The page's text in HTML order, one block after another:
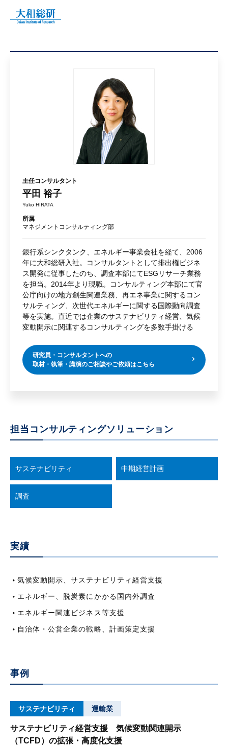
主任コンサルタント
平田 裕子
Yuko HIRATA
所属
マネジメントコンサルティング部
銀行系シンクタンク、エネルギー事業会社を経て、2006
年に大和総研入社。コンサルタントとして排出権ビジネ
ス開発に従事したのち、調査本部にてESGリサーチ業務
を担当。2014年より現職。コンサルティング本部にて官
公庁向けの地方創生関連業務、再エネ事業に関するコン
サルティング、次世代エネルギーに関する国際動向調査
等を実施。直近では企業のサステナビリティ経営、気候
変動開示に関連するコンサルティングを多数手掛ける
研究員・コンサルタントへの
取材・執筆・講演のご相談やご依頼はこちら
担当コンサルティングソリューション
サステナビリティ 中期経営計画
調査
実績
気候変動開示、サステナビリティ経営支援
エネルギー、脱炭素にかかる国内外調査
エネルギー関連ビジネス等支援
自治体・公営企業の戦略、計画策定支援
事例
サステナビリティ 運輸業
サステナビリティ経営支援 気候変動関連開示
（TCFD）の拡張・高度化支援